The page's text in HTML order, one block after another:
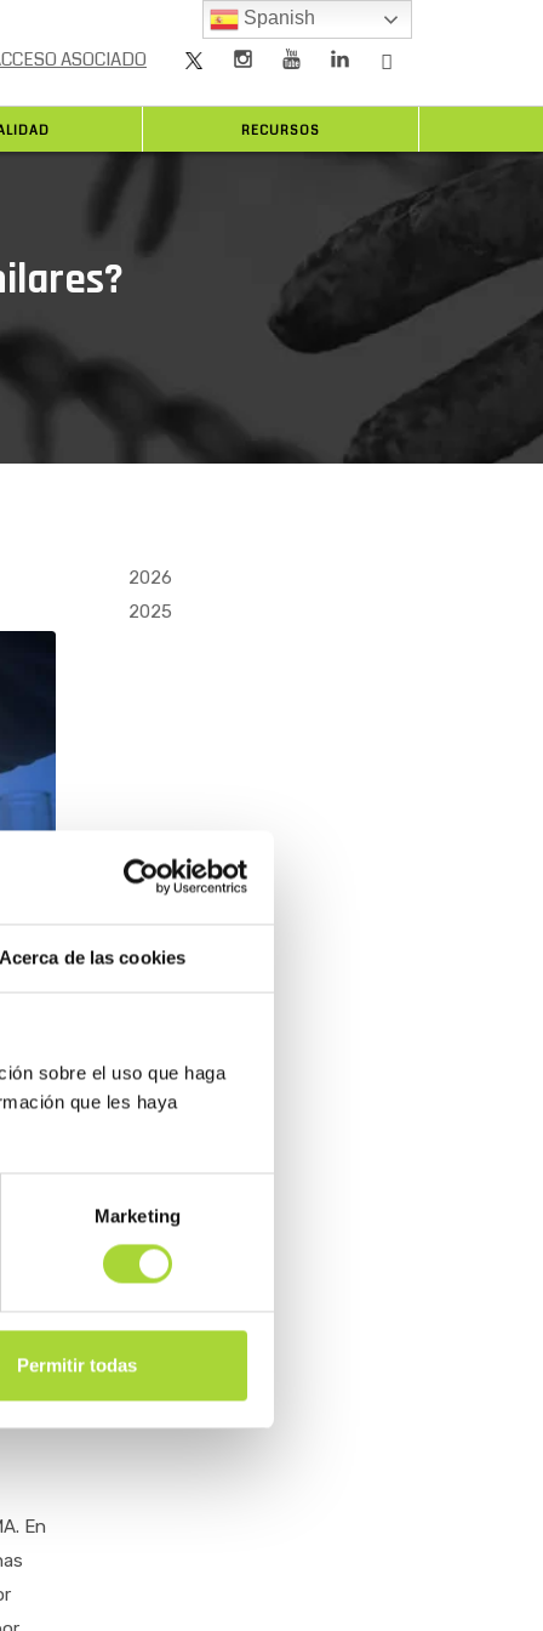
de las cookies
sobre el uso que haga
que les haya
Marketing
Permitir todas
RECURSOS
ASOCIADO
el
En
2026
2025
Spanish